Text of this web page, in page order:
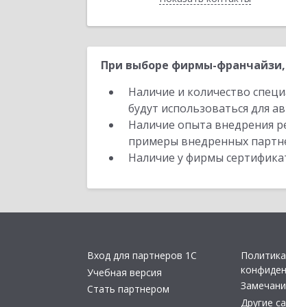
При выборе фирмы-
Наличие и количество
будут использоваться для
Наличие опыта внедрения
примеры внедренных
Наличие у фирмы
Вход для партнеров 1С
Учебная версия
Стать партнером
Политика
Другие